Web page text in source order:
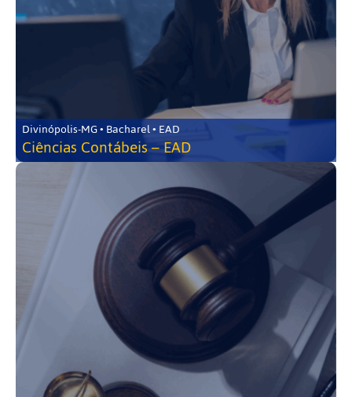
Divinópolis-MG • Bacharel • EAD
Ciências Contábeis – EAD